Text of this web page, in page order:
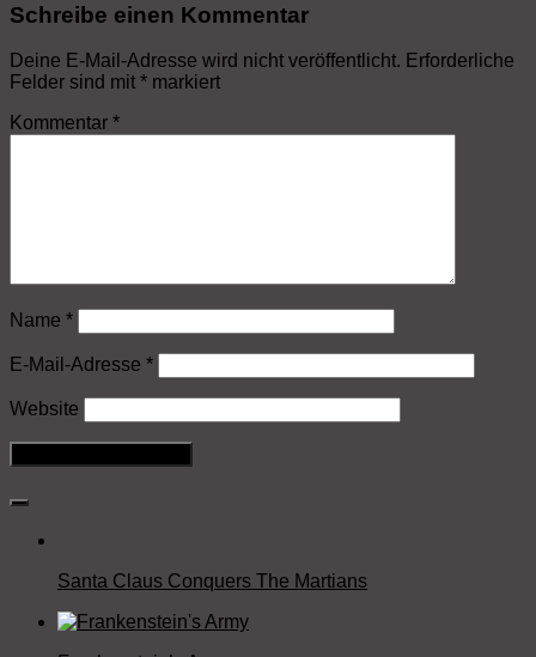
Schreibe einen Kommentar
Deine E-Mail-Adresse wird nicht veröffentlicht. Erforderliche
Felder sind mit * markiert
Kommentar *
Name *
E-Mail-Adresse *
Website
Santa Claus Conquers The Martians